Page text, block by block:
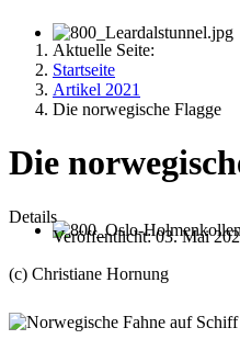
Aktuelle Seite:
Startseite
Artikel 2021
Die norwegische Flagge
Die
Details
Veröffentlicht: 03. Mai
(c) Christiane Hornung